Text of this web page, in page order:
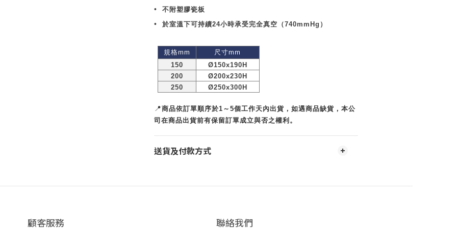
• 不附塑膠瓷板
• 於室溫下可持續24小時承受完全真空 （740mmHg ）
規格mm 尺寸mm
150
Ø150x190H
200
Ø200x230H
250
Ø250x300H
📍商品依訂單順序於1～5個工作天內出貨，如遇商品缺貨，本公
司在商品出貨前有保留訂單成立與否之權利。
送貨及付款方式
顧客服務 聯絡我們